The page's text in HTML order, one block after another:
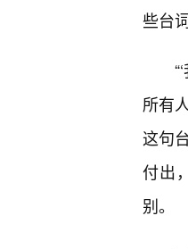
些台
所有
这句
付出
别。